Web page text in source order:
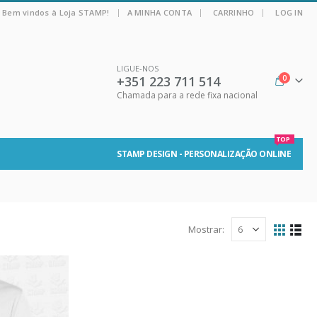
Bem vindos à Loja STAMP! | A MINHA CONTA CARRINHO LOG IN
LIGUE-NOS
+351 223 711 514
Chamada para a rede fixa nacional
0
STAMP DESIGN - PERSONALIZAÇÃO ONLINE
TOP
Mostrar: